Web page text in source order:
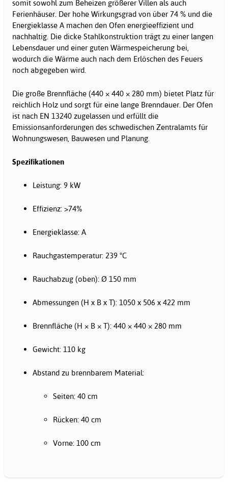
somit sowohl zum Beheizen größerer Villen als auch
Ferienhäuser. Der hohe Wirkungsgrad von über 74 % und die
Energieklasse A machen den Ofen energieeffizient und
nachhaltig. Die dicke Stahlkonstruktion trägt zu einer langen
Lebensdauer und einer guten Wärmespeicherung bei,
wodurch die Wärme auch nach dem Erlöschen des Feuers
noch abgegeben wird.
Die große Brennfläche (440 × 440 × 280 mm) bietet Platz für
reichlich Holz und sorgt für eine lange Brenndauer. Der Ofen
ist nach EN 13240 zugelassen und erfüllt die
Emissionsanforderungen des schwedischen Zentralamts für
Wohnungswesen, Bauwesen und Planung.
Spezifikationen
Leistung: 9 kW
Effizienz: >74%
Energieklasse: A
Rauchgastemperatur: 239 °C
Rauchabzug (oben): Ø 150 mm
Abmessungen (H x B x T): 1050 x 506 x 422 mm
Brennfläche (H × B × T): 440 × 440 × 280 mm
Gewicht: 110 kg
Abstand zu brennbarem Material:
Seiten: 40 cm
Rücken: 40 cm
Vorne: 100 cm